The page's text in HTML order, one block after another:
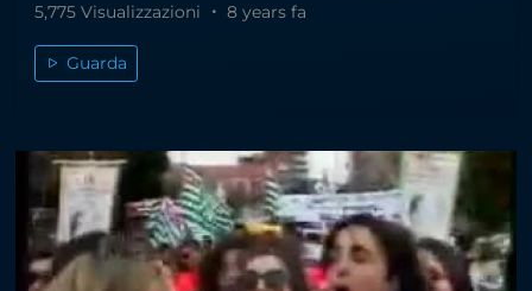
5,775 Visualizzazioni 8 years fa
Guarda